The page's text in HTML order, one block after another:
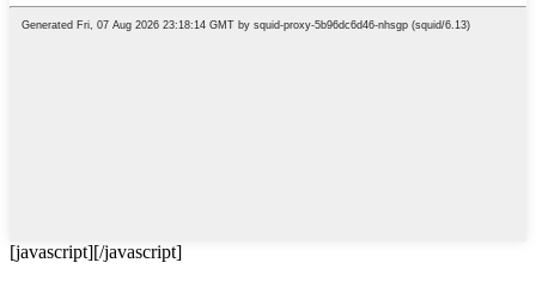
[javascript][/javascript]